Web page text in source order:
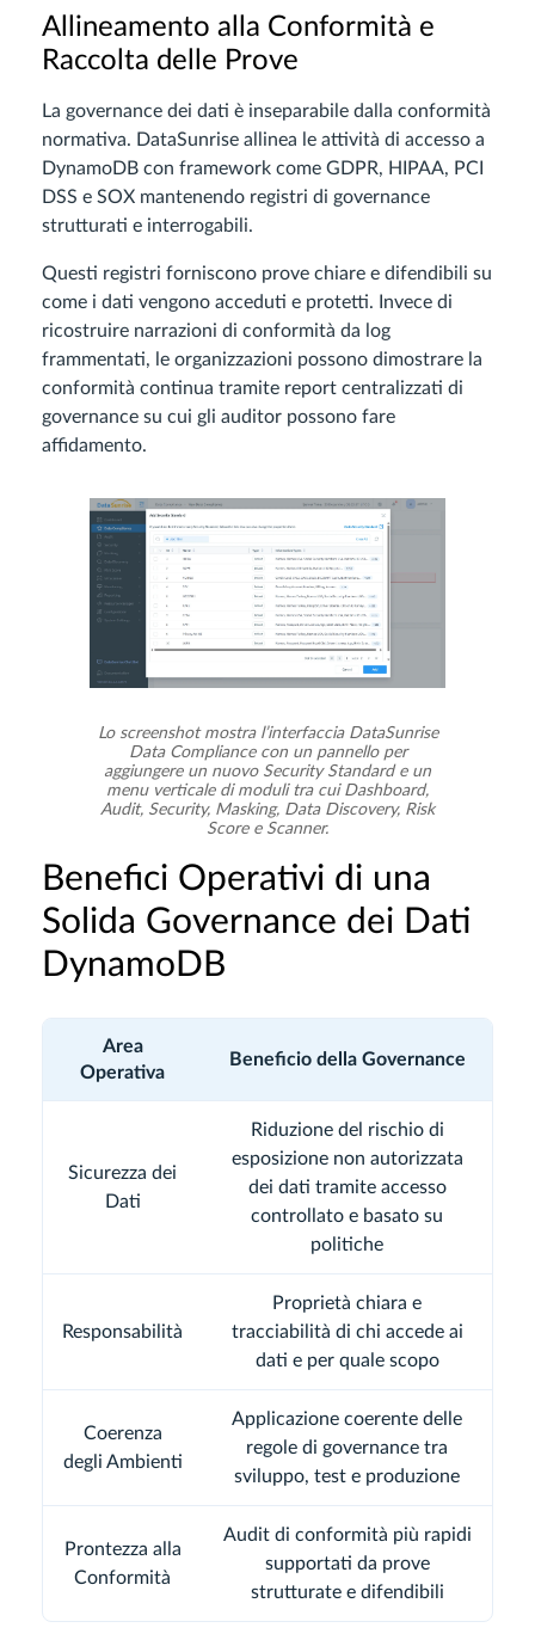
Allineamento alla Conformità e
Raccolta delle Prove
La governance dei dati è inseparabile dalla conformità
normativa. DataSunrise allinea le attività di accesso a
DynamoDB con framework come GDPR, HIPAA, PCI
DSS e SOX mantenendo registri di governance
strutturati e interrogabili.
Questi registri forniscono prove chiare e difendibili su
come i dati vengono acceduti e protetti. Invece di
ricostruire narrazioni di conformità da log
frammentati, le organizzazioni possono dimostrare la
conformità continua tramite report centralizzati di
governance su cui gli auditor possono fare
affidamento.
Lo screenshot mostra l’interfaccia DataSunrise
Data Compliance con un pannello per
aggiungere un nuovo Security Standard e un
menu verticale di moduli tra cui Dashboard,
Audit, Security, Masking, Data Discovery, Risk
Score e Scanner.
Benefici Operativi di una
Solida Governance dei Dati
DynamoDB
Area
Operativa
Beneficio della Governance
Sicurezza dei
Dati
Riduzione del rischio di
esposizione non autorizzata
dei dati tramite accesso
controllato e basato su
politiche
Responsabilità
Proprietà chiara e
tracciabilità di chi accede ai
dati e per quale scopo
Coerenza
degli Ambienti
Applicazione coerente delle
regole di governance tra
sviluppo, test e produzione
Prontezza alla
Conformità
Audit di conformità più rapidi
supportati da prove
strutturate e difendibili